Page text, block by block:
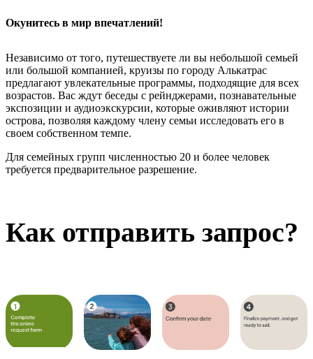
Окунитесь в мир впечатлений!
Независимо от того, путешествуете ли вы небольшой семьей
или большой компанией, круизы по городу Алькатрас
предлагают увлекательные программы, подходящие для всех
возрастов. Вас ждут беседы с рейнджерами, познавательные
экспозиции и аудиоэкскурсии, которые оживляют истории
острова, позволяя каждому члену семьи исследовать его в
своем собственном темпе.
Для семейных групп численностью 20 и более человек
требуется предварительное разрешение.
Как отправить запрос?